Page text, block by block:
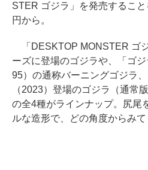
STER ゴジラ」を発売するこ
円から。
「DESKTOP MONSTER ゴ
ーズに登場のゴジラや、「ゴ
95）の通称バーニングゴジラ、
（2023）登場のゴジラ（通常
の全4種がラインナップ。尻尾
ルな造形で、どの角度からみて